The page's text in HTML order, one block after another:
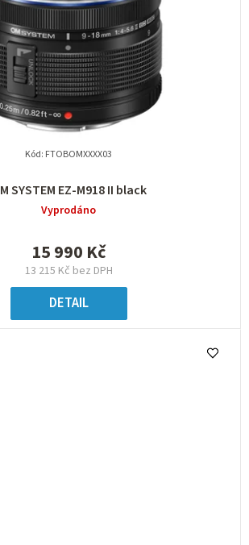
SYSTEM EZ-M918 II black
Vyprodáno
13 215 Kč bez DPH
15 990 Kč
DETAIL
Kód: FTOBOMXXXX03